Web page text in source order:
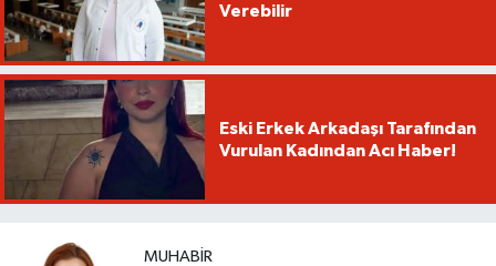
Verebilir
Eski Erkek Arkadaşı Tarafından
Vurulan Kadından Acı Haber!
MUHABIR